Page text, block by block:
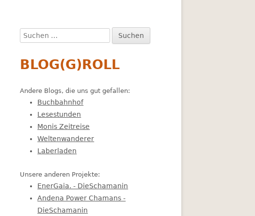
Suchen
nach:
BLOG(G)ROLL
Andere Blogs, die uns gut gefallen:
Buchbahnhof
Lesestunden
Monis Zeitreise
Weltenwanderer
Laberladen
Unsere anderen Projekte:
EnerGaia. - DieSchamanin
Andena Power Chamans -
DieSchamanin